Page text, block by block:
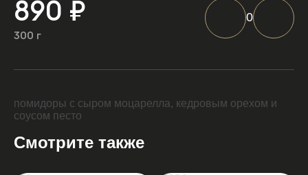
890 ₽
300 г
0
помидоры с сыром моцарелла, кедровым орехом и
соусом песто
Смотрите также